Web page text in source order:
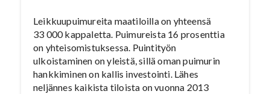
Leikkuupuimureita maatiloilla on yhteensä
33 000 kappaletta. Puimureista 16 prosenttia
on yhteisomistuksessa. Puintityön
ulkoistaminen on yleistä, sillä oman puimurin
hankkiminen on kallis investointi. Lähes
neljännes kaikista tiloista on vuonna 2013